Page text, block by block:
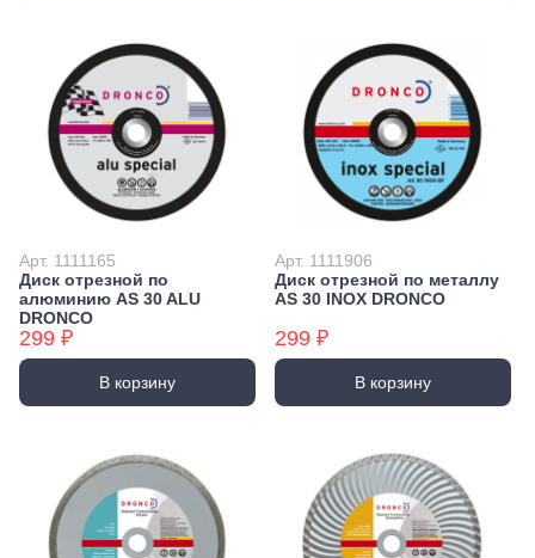
Арт. 1111165
Диск отрезной по
алюминию AS 30 ALU
DRONCO
299 ₽
В корзину
Арт. 1111906
Диск отрезной по металлу
AS 30 INOX DRONCO
299 ₽
В корзину